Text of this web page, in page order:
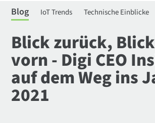
Blog IoT Trends Technische Einblicke
Blick zurück,
vorn - Digi CEO
auf dem Weg ins
2021